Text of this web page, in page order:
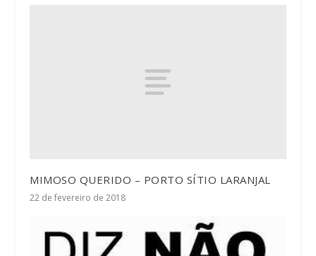
MIMOSO QUERIDO – PORTO SÍTIO LARANJAL
22 de fevereiro de 2018